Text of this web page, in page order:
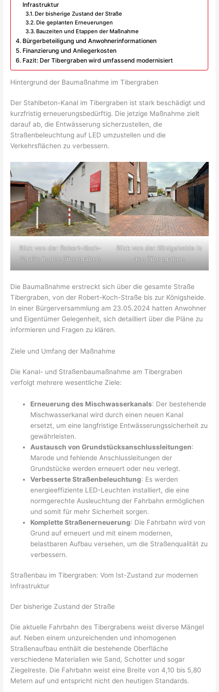
Infrastruktur
Der bisherige Zustand der Straße
Die geplanten Erneuerungen
Bauzeiten und Etappen der Maßnahme
Bürgerbeteiligung und Anwohnerinformationen
Finanzierung und Anliegerkosten
Fazit: Der Tibergraben wird umfassend modernisiert
Hintergrund der Baumaßnahme im Tibergraben
Der Stahlbeton-Kanal im Tibergraben ist stark beschädigt und
kurzfristig erneuerungsbedürftig. Die jetzige Maßnahme zielt
darauf ab, die Entwässerung sicherzustellen, die
Straßenbeleuchtung auf LED umzustellen und die
Verkehrsflächen zu verbessern.
Blick von der Robert-Koch-
Straße in den Tibergraben
Blick von der Königsheide in
den Tibergraben
Die Baumaßnahme erstreckt sich über die gesamte Straße
Tibergraben, von der Robert-Koch-Straße bis zur Königsheide.
In einer Bürgerversammlung am 23.05.2024 hatten Anwohner
und Eigentümer Gelegenheit, sich detailliert über die Pläne zu
informieren und Fragen zu klären.
Ziele und Umfang der Maßnahme
Die Kanal- und Straßenbaumaßnahme am Tibergraben
verfolgt mehrere wesentliche Ziele:
Erneuerung des Mischwasserkanals: Der bestehende
Mischwasserkanal wird durch einen neuen Kanal
ersetzt, um eine langfristige Entwässerungssicherheit zu
gewährleisten.
Austausch von Grundstücksanschlussleitungen:
Marode und fehlende Anschlussleitungen der
Grundstücke werden erneuert oder neu verlegt.
Verbesserte Straßenbeleuchtung: Es werden
energieeffiziente LED-Leuchten installiert, die eine
normgerechte Ausleuchtung der Fahrbahn ermöglichen
und somit für mehr Sicherheit sorgen.
Komplette Straßenerneuerung: Die Fahrbahn wird von
Grund auf erneuert und mit einem modernen,
belastbaren Aufbau versehen, um die Straßenqualität zu
verbessern.
Straßenbau im Tibergraben: Vom Ist-Zustand zur modernen
Infrastruktur
Der bisherige Zustand der Straße
Die aktuelle Fahrbahn des Tibergrabens weist diverse Mängel
auf. Neben einem unzureichenden und inhomogenen
Straßenaufbau enthält die bestehende Oberfläche
verschiedene Materialien wie Sand, Schotter und sogar
Ziegelreste. Die Fahrbahn weist eine Breite von 4,10 bis 5,80
Metern auf und entspricht nicht den heutigen Standards.